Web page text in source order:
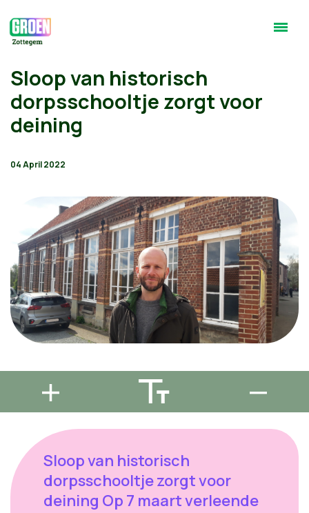
Sloop van historisch
dorpsschooltje zorgt voor
deining
04 April 2022
Sloop van historisch
dorpsschooltje zorgt voor
deining Op 7 maart verleende